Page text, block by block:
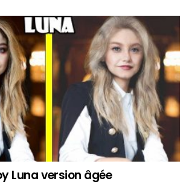
Luna version âgée